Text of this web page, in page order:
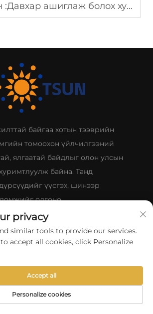
:Давхар ашиглаж болох худалдааны цүнхний шилдэг чиг хандлага?
байгаа хотын тээврийн
томоохон үйлчилгээний
ялгаатай байдлыг олон улсын
байна. Танд
үүсгэх, шинээр
олгоно.
ХОЛБОО БАРИХ
Хятад, Пудун Нийслэлийн Чуанса
+86-13501965616
privacy
similar tools to provide our services.
accept all cookies, click Personalize
Personalize cookies
Accept all